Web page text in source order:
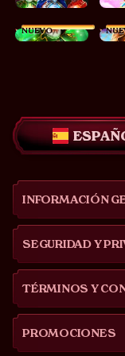
NUEVO
INFORMACIÓN
SEGURIDAD Y
TÉRMINOS Y
PROMOCIONES